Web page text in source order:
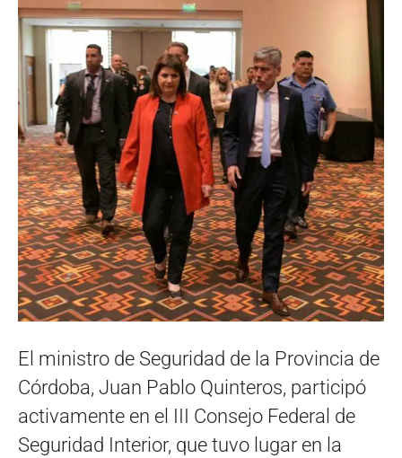
El ministro de Seguridad de la Provincia de
Córdoba, Juan Pablo Quinteros, participó
activamente en el III Consejo Federal de
Seguridad Interior, que tuvo lugar en la